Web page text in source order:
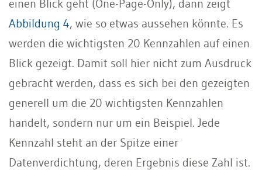
einen Blick geht (One-Page-Only), dann zeigt
Abbildung 4, wie so etwas aussehen könnte. Es
werden die wichtigsten 20 Kennzahlen auf einen
Blick gezeigt. Damit soll hier nicht zum Ausdruck
gebracht werden, dass es sich bei den gezeigten
generell um die 20 wichtigsten Kennzahlen
handelt, sondern nur um ein Beispiel. Jede
Kennzahl steht an der Spitze einer
Datenverdichtung, deren Ergebnis diese Zahl ist.